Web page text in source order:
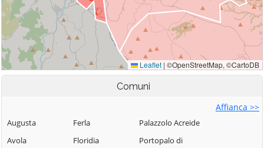
Comuni
Affianca >>
Augusta
Avola
Ferla
Floridia
Palazzolo Acreide
Portopalo di